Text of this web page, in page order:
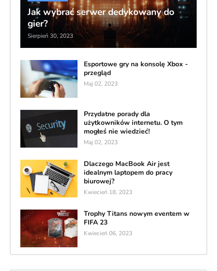
Jak wybrać serwer dedykowany do
gier?
Sierpień 30, 2023
Esportowe gry na konsolę Xbox -
przegląd
Maj 02, 2023
Przydatne porady dla
użytkowników internetu. O tym
mogłeś nie wiedzieć!
Maj 02, 2023
Dlaczego MacBook Air jest
idealnym laptopem do pracy
biurowej?
Kwiecień 18, 2023
Trophy Titans nowym eventem w
FIFA 23
Kwiecień 06, 2023